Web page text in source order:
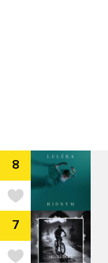
8
7